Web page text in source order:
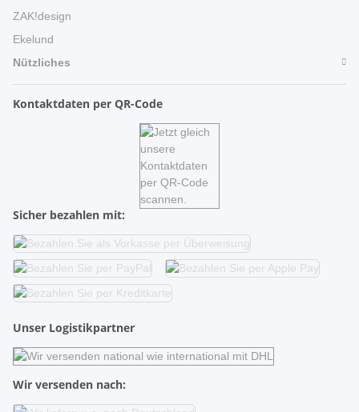
ZAK!design
Ekelund
Nützliches
Kontaktdaten per QR-Code
Sicher bezahlen mit:
Unser Logistikpartner
Wir versenden nach: